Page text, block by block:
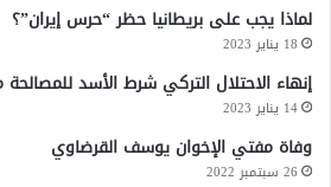
لماذا يجب على بريطانيا حظر “حرس إيران”؟
18 يناير 2023
إنهاء الاحتلال التركي شرط الأسد للمصالحة
14 يناير 2023
وفاة مفتي الإخوان يوسف القرضاوي
26 سبتمبر 2022